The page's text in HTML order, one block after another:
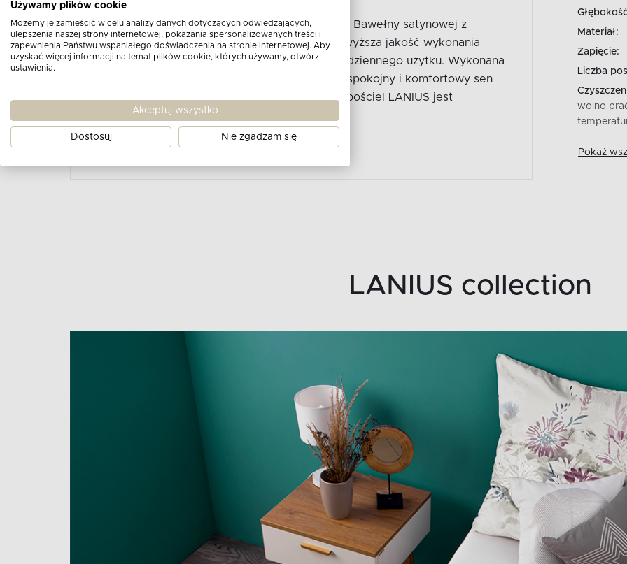
Piękny i przyjemny w dotyku Komplet Pościeli z Bawełny satynowej z
Kolekcji LANIUS. Oryginalny wzór pościeli i najwyższa jakość wykonania
sprawia, że jest to doskonała propozycja do codziennego użytku. Wykonana
w 100% z Bawełny satynowej pościel, zapewni spokojny i komfortowy sen
każdego dnia.Dzięki dużej ilości nici w splocie, pościel LANIUS jest
niezwykle wytrzymała i trwała.
Zobacz cały opis produktu
Materiał:
Zapięcie:
Liczba
wolno
Pokaż
LANIUS collection
Używamy plików cookie
Możemy je zamieścić w celu analizy danych dotyczących odwiedzających,
ulepszenia naszej strony internetowej, pokazania spersonalizowanych treści i
zapewnienia Państwu wspaniałego doświadczenia na stronie internetowej. Aby
uzyskać więcej informacji na temat plików cookie, których używamy, otwórz
ustawienia.
Akceptuj wszystko
Dostosuj Nie zgadzam się